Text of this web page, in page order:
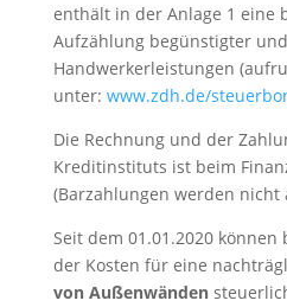
enthält in der Anlage 1 eine
Aufzählung begünstigter
Handwerkerleistungen
unter: www.zdh.de/
Die Rechnung und der
Kreditinstituts ist beim
(Barzahlungen werden nicht
Seit dem 01.01.2020 können
der Kosten für eine
von Außenwänden